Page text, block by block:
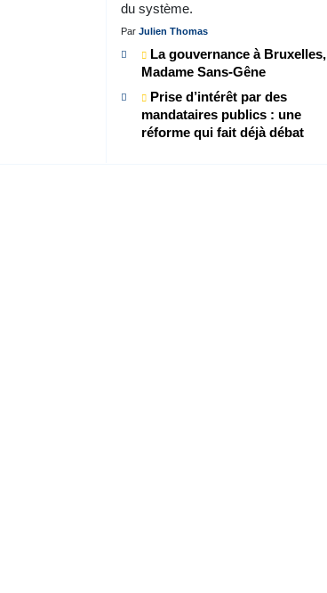
du système.
Par Julien Thomas
La gouvernance à Bruxelles,
Madame Sans-Gêne
Prise d’intérêt par des
mandataires publics : une
réforme qui fait déjà débat